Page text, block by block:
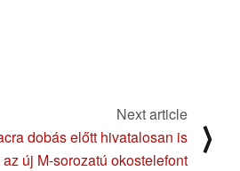
Next article
dobás előtt hivatalosan is
új M-sorozatú okostelefont
⟩